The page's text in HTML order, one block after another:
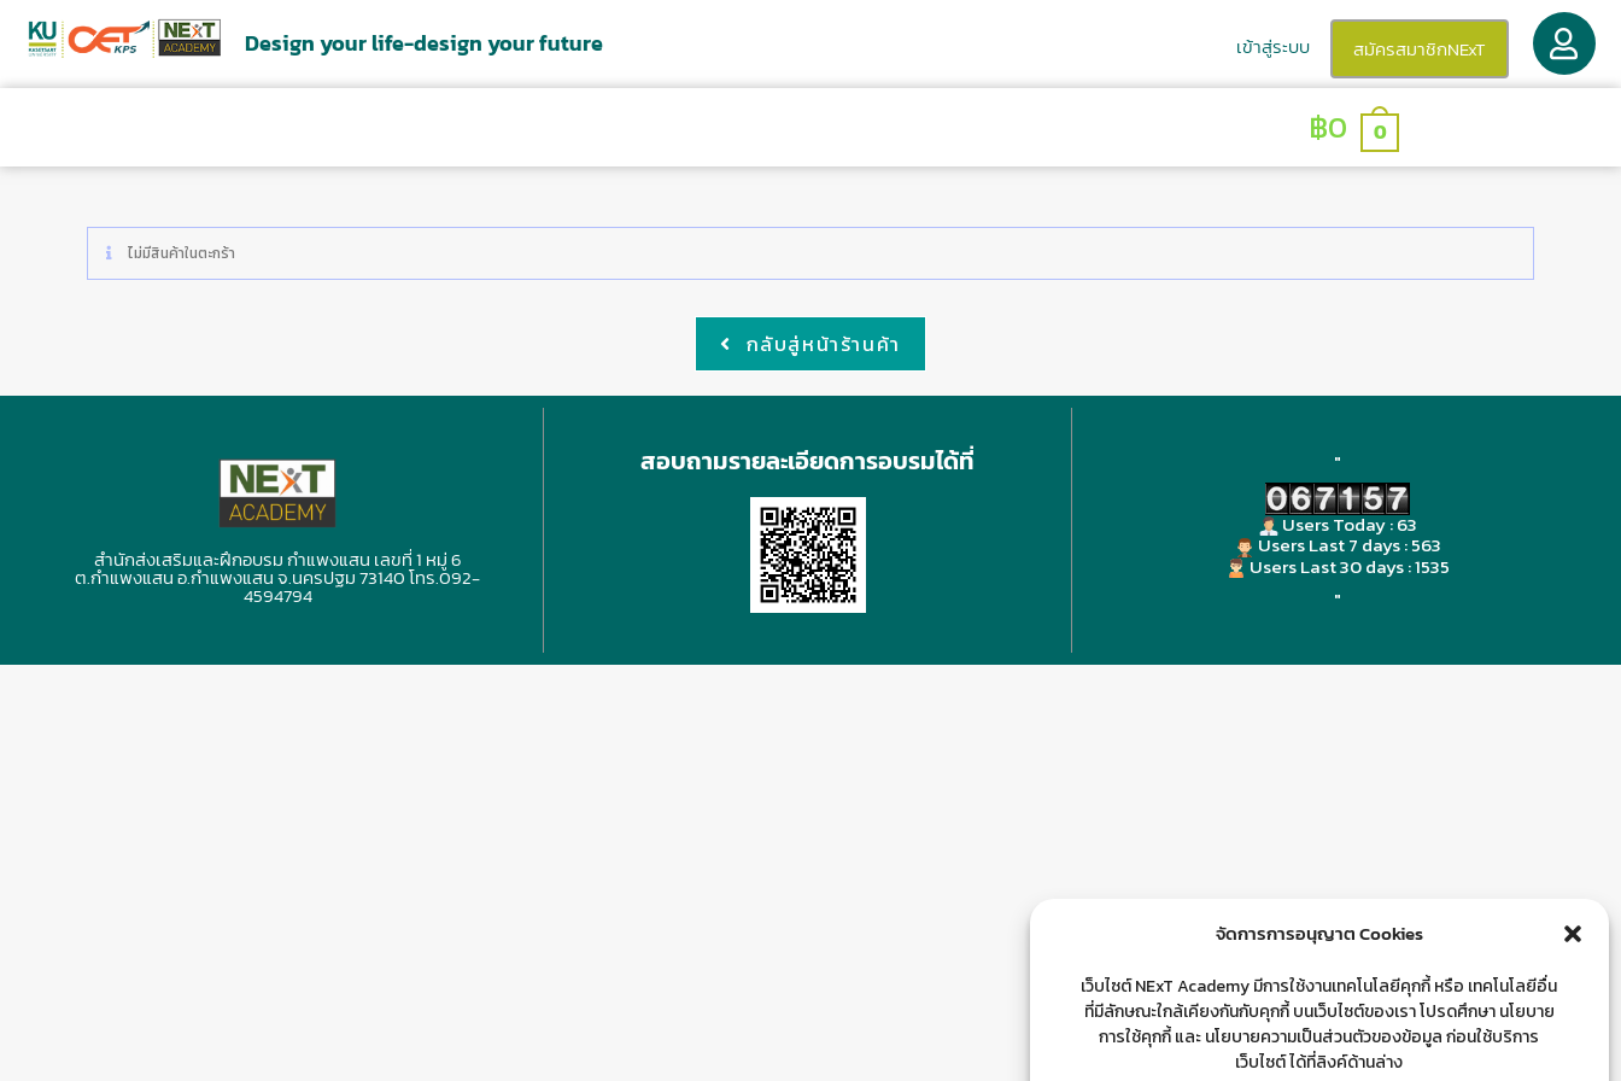
จัดการการอนุญาต Cookies
เว็บไซต์ NExT Academy มีการใช้งานเทคโนโลยีคุกกี้ หรือ เทคโนโลยีอื่น
ที่มีลักษณะใกล้เคียงกันกับคุกกี้ บนเว็บไซต์ของเรา โปรดศึกษา นโยบาย
การใช้คุกกี้ และ นโยบายความเป็นส่วนตัวของข้อมูล ก่อนใช้บริการ
เว็บไซต์ ได้ที่ลิงค์ด้านล่าง
Design your life-design your future เข้าสู่ระบบ สมัครสมาชิกNExT
฿0 0
ไม่มีสินค้าในตะกร้า
กลับสู่หน้าร้านค้า
สำนักส่งเสริมและฝึกอบรม กำแพงแสน เลขที่ 1 หมู่ 6
ต.กำแพงแสน อ.กำแพงแสน จ.นครปฐม 73140 โทร.092-
4594794
สอบถามรายละเอียดการอบรมได้ที่ "
Users Today : 63
Users Last 7 days : 563
Users Last 30 days : 1535
"